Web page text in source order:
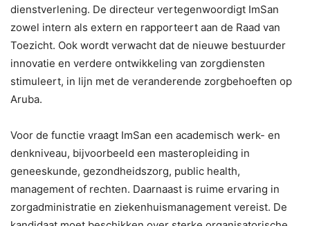
dienstverlening. De directeur vertegenwoordigt ImSan
zowel intern als extern en rapporteert aan de Raad van
Toezicht. Ook wordt verwacht dat de nieuwe bestuurder
innovatie en verdere ontwikkeling van zorgdiensten
stimuleert, in lijn met de veranderende zorgbehoeften op
Aruba.
Voor de functie vraagt ImSan een academisch werk- en
denkniveau, bijvoorbeeld een masteropleiding in
geneeskunde, gezondheidszorg, public health,
management of rechten. Daarnaast is ruime ervaring in
zorgadministratie en ziekenhuismanagement vereist. De